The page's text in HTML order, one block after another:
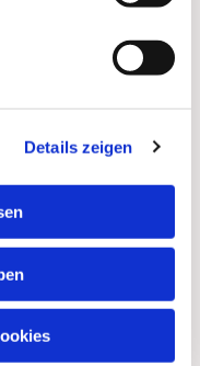
Details zeigen
auch